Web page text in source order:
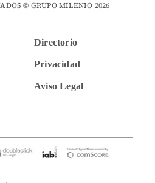
© GRUPO MILENIO 2026
Directorio
Privacidad
Aviso Legal